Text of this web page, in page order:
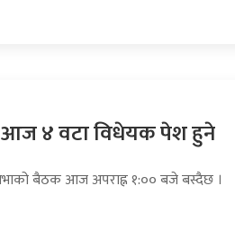
आज ४ वटा विधेयक पेश हुने
बैठक आज अपराह्न १:०० बजे बस्दैछ ।